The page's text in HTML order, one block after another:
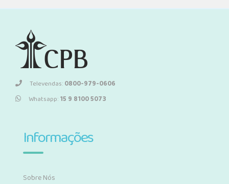
Televendas:0800-979-0606
Whatsapp:15 9 8100 5073
Informações
Sobre Nós